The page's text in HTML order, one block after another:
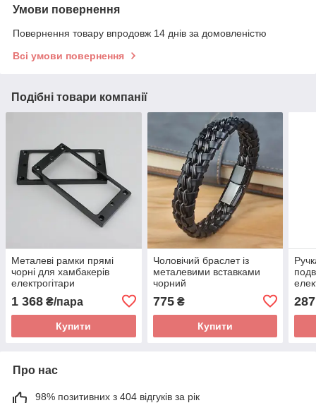
Умови повернення
Повернення товару впродовж 14 днів за домовленістю
Всі умови повернення
Подібні товари компанії
Металеві рамки прямі
чорні для хамбакерів
електрогітари
1 368 ₴/пара
Купити
Чоловічий браслет із
металевими вставками
чорний
775₴
Купити
287
Про нас
98% позитивних з 404 відгуків за рік